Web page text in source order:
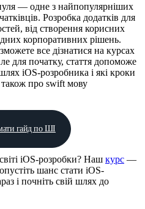
— одне з найпопулярніших
Розробка додатків для
від створення корисних
корпоративних рішень.
все дізнатися на курсах
для початку, стаття допоможе
iOS-розробника і які кроки
також про swift мову
гайд по ШІ
iOS-розробки? Наш курс —
шанс стати iOS-
і почніть свій шлях до